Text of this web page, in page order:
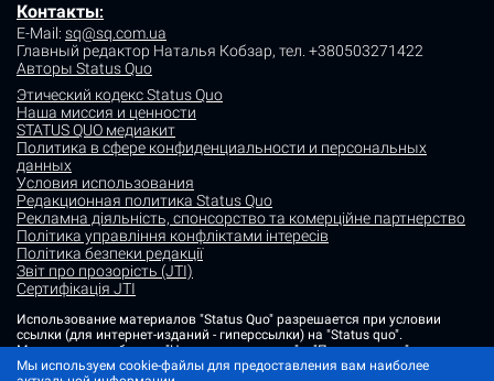
Контакты:
E-Mail: sq@sq.com.ua
Главный редактор Наталья Кобзар, тел. +380503271422
Авторы Status Quo
Этический кодекс Status Quo
Наша миссия и ценности
STATUS QUO медиакит
Политика в сфере конфиденциальности и персональных
данных
Условия использования
Редакционная политика Status Quo
Рекламна діяльність, спонсорство та комерційне партнерство
Політика управління конфліктами інтересів
Політика безпеки редакції
Звіт про прозорість (JTI)
Сертифікація JTI
Использование материалов "Status Quo" разрешается при условии
ссылки (для интернет-изданий - гиперссылки) на "Status quo".
Материалы в рубриках "Новости партнеров" и "Пресс-релизы"
размещаются на правах рекламы или в рамках некоммерческого
Мы используем cookie-файлы для предоставления вам наиболее